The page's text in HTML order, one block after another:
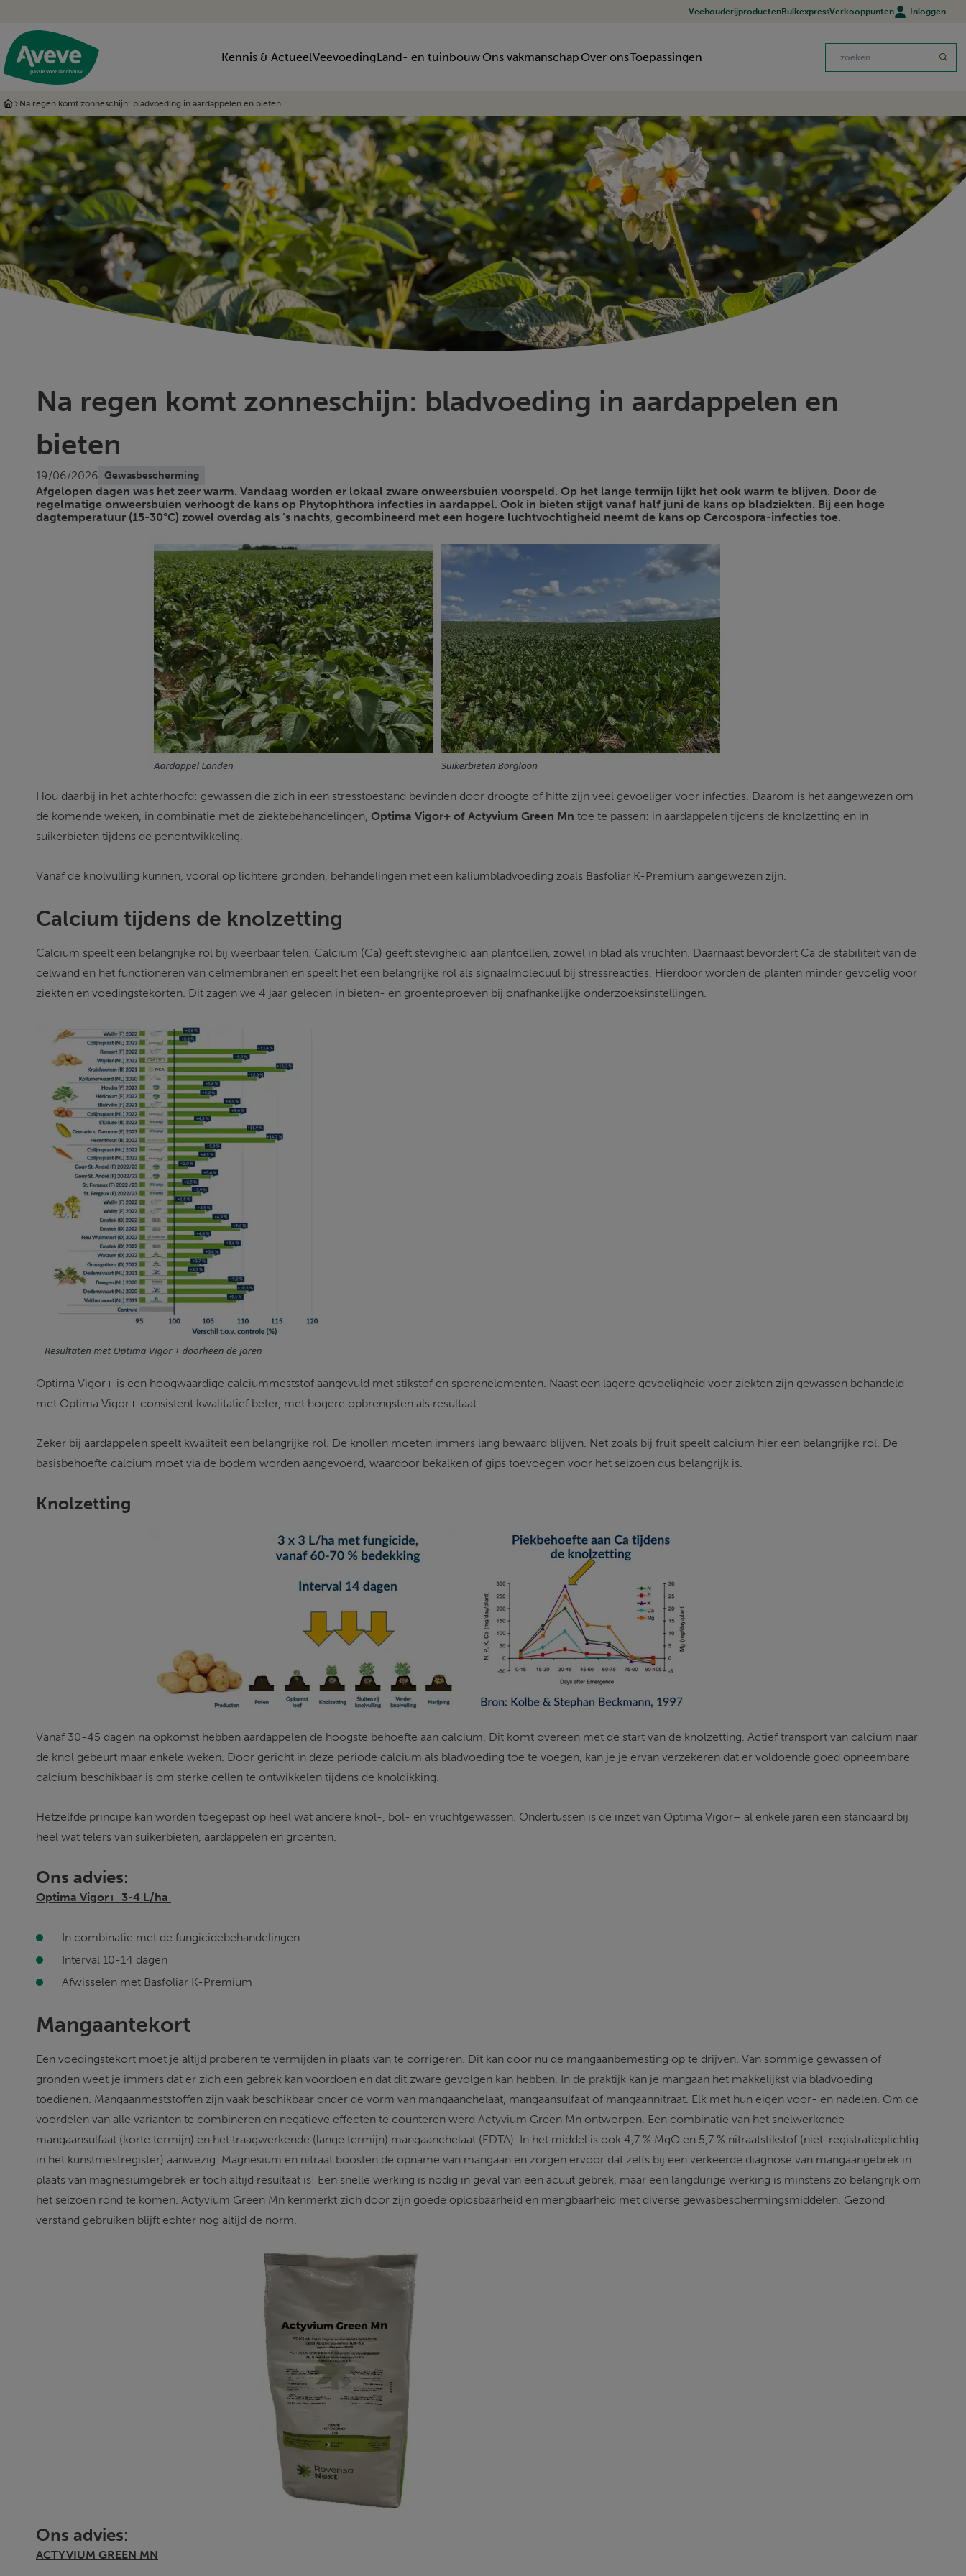
VeehouderijproductenBulkexpressVerkooppunten Inloggen
Kennis & ActueelVeevoedingLand- en tuinbouwOns vakmanschapOver onsToepassingen
Na regen komt zonneschijn: bladvoeding in aardappelen en bieten
Na regen komt zonneschijn: bladvoeding in aardappelen en
bieten
19/06/2026 Gewasbescherming
Afgelopen dagen was het zeer warm. Vandaag worden er lokaal zware onweersbuien voorspeld. Op het lange termijn lijkt het ook warm te blijven. Door de
regelmatige onweersbuien verhoogt de kans op Phytophthora infecties in aardappel. Ook in bieten stijgt vanaf half juni de kans op bladziekten. Bij een hoge
dagtemperatuur (15-30°C) zowel overdag als ’s nachts, gecombineerd met een hogere luchtvochtigheid neemt de kans op Cercospora-infecties toe.
Hou daarbij in het achterhoofd: gewassen die zich in een stresstoestand bevinden door droogte of hitte zijn veel gevoeliger voor infecties. Daarom is het aangewezen om
de komende weken, in combinatie met de ziektebehandelingen, Optima Vigor+ of Actyvium Green Mn toe te passen: in aardappelen tijdens de knolzetting en in
suikerbieten tijdens de penontwikkeling.
Vanaf de knolvulling kunnen, vooral op lichtere gronden, behandelingen met een kaliumbladvoeding zoals Basfoliar K-Premium aangewezen zijn.
Calcium tijdens de knolzetting
Calcium speelt een belangrijke rol bij weerbaar telen. Calcium (Ca) geeft stevigheid aan plantcellen, zowel in blad als vruchten. Daarnaast bevordert Ca de stabiliteit van de
celwand en het functioneren van celmembranen en speelt het een belangrijke rol als signaalmolecuul bij stressreacties. Hierdoor worden de planten minder gevoelig voor
ziekten en voedingstekorten. Dit zagen we 4 jaar geleden in bieten- en groenteproeven bij onafhankelijke onderzoeksinstellingen.
Optima Vigor+ is een hoogwaardige calciummeststof aangevuld met stikstof en sporenelementen. Naast een lagere gevoeligheid voor ziekten zijn gewassen behandeld
met Optima Vigor+ consistent kwalitatief beter, met hogere opbrengsten als resultaat.
Zeker bij aardappelen speelt kwaliteit een belangrijke rol. De knollen moeten immers lang bewaard blijven. Net zoals bij fruit speelt calcium hier een belangrijke rol. De
basisbehoefte calcium moet via de bodem worden aangevoerd, waardoor bekalken of gips toevoegen voor het seizoen dus belangrijk is.
Knolzetting
Vanaf 30-45 dagen na opkomst hebben aardappelen de hoogste behoefte aan calcium. Dit komt overeen met de start van de knolzetting. Actief transport van calcium naar
de knol gebeurt maar enkele weken. Door gericht in deze periode calcium als bladvoeding toe te voegen, kan je je ervan verzekeren dat er voldoende goed opneembare
calcium beschikbaar is om sterke cellen te ontwikkelen tijdens de knoldikking.
Hetzelfde principe kan worden toegepast op heel wat andere knol-, bol- en vruchtgewassen. Ondertussen is de inzet van Optima Vigor+ al enkele jaren een standaard bij
heel wat telers van suikerbieten, aardappelen en groenten.
Ons advies:
Optima Vigor+  3-4 L/ha
In combinatie met de fungicidebehandelingen
Interval 10-14 dagen
Afwisselen met Basfoliar K-Premium
Mangaantekort
Een voedingstekort moet je altijd proberen te vermijden in plaats van te corrigeren. Dit kan door nu de mangaanbemesting op te drijven. Van sommige gewassen of
gronden weet je immers dat er zich een gebrek kan voordoen en dat dit zware gevolgen kan hebben. In de praktijk kan je mangaan het makkelijkst via bladvoeding
toedienen. Mangaanmeststoffen zijn vaak beschikbaar onder de vorm van mangaanchelaat, mangaansulfaat of mangaannitraat. Elk met hun eigen voor- en nadelen. Om de
voordelen van alle varianten te combineren en negatieve effecten te counteren werd Actyvium Green Mn ontworpen. Een combinatie van het snelwerkende
mangaansulfaat (korte termijn) en het traagwerkende (lange termijn) mangaanchelaat (EDTA). In het middel is ook 4,7 % MgO en 5,7 % nitraatstikstof (niet-registratieplichtig
in het kunstmestregister) aanwezig. Magnesium en nitraat boosten de opname van mangaan en zorgen ervoor dat zelfs bij een verkeerde diagnose van mangaangebrek in
plaats van magnesiumgebrek er toch altijd resultaat is! Een snelle werking is nodig in geval van een acuut gebrek, maar een langdurige werking is minstens zo belangrijk om
het seizoen rond te komen. Actyvium Green Mn kenmerkt zich door zijn goede oplosbaarheid en mengbaarheid met diverse gewasbeschermingsmiddelen. Gezond
verstand gebruiken blijft echter nog altijd de norm.
Ons advies:
ACTYVIUM GREEN MN